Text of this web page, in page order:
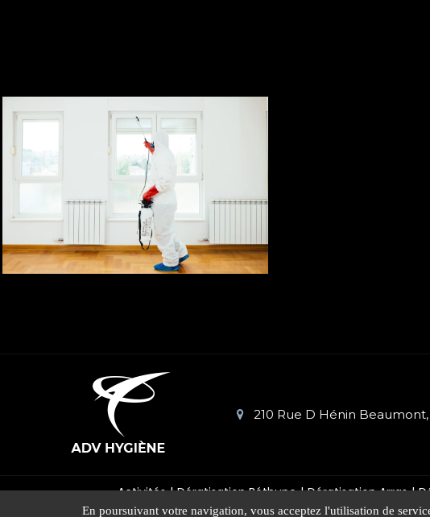
210 Rue D Hénin
Activités Dératisation Béthune Dératisation Arras
En poursuivant votre navigation, vous acceptez l'utilisation de